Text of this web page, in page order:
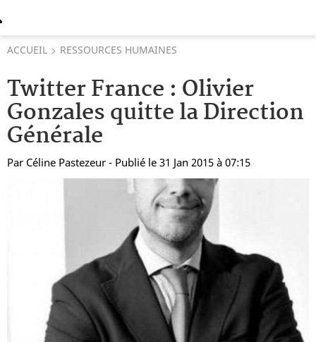
ACCUEIL RESSOURCES HUMAINES
Twitter France : Olivier
Gonzales quitte la Direction
Générale
Par Céline Pastezeur - Publié le 31 Jan 2015 à 07:15